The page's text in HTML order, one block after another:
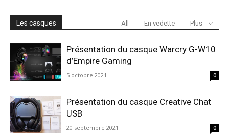
Les casques All En vedette Plus
Présentation du casque Warcry G-W10
d’Empire Gaming
5 octobre 2021 0
Présentation du casque Creative Chat
USB
20 septembre 2021 0